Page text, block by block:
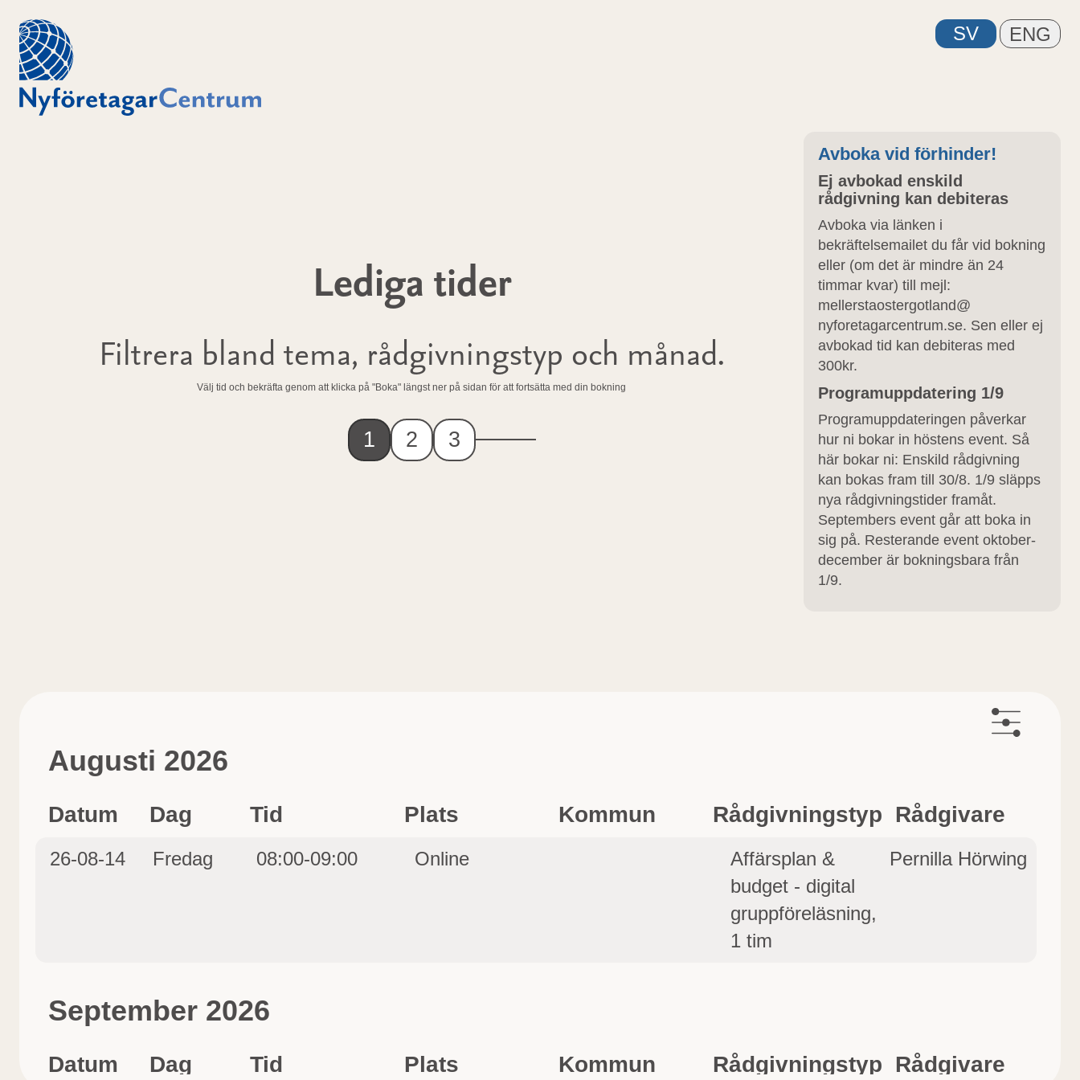
Lediga tider
Filtrera bland tema, rådgivningstyp och månad.
Välj tid och bekräfta genom att klicka på "Boka" längst ner på sidan för att fortsätta med din bokning
1 2 3
Avboka vid förhinder!
Ej avbokad enskild
rådgivning kan debiteras
Avboka via länken i
bekräftelsemailet du får vid bokning
eller (om det är mindre än 24
timmar kvar) till mejl:
mellerstaostergotland@
nyforetagarcentrum.se. Sen eller ej
avbokad tid kan debiteras med
300kr.
Programuppdatering 1/9
Programuppdateringen påverkar
hur ni bokar in höstens event. Så
här bokar ni: Enskild rådgivning
kan bokas fram till 30/8. 1/9 släpps
nya rådgivningstider framåt.
Septembers event går att boka in
sig på. Resterande event oktober-
december är bokningsbara från
1/9.
Augusti 2026
Datum Dag Tid Plats Kommun Rådgivningstyp Rådgivare
26-08-14 Fredag 08:00-09:00 Online
Affärsplan &
budget - digital
gruppföreläsning,
1 tim
Pernilla Hörwing
September 2026
Datum Dag Tid Plats Kommun Rådgivningstyp Rådgivare